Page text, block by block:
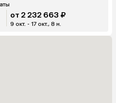
от 2 232 663 ₽
9 окт. - 17 окт., 8 н.